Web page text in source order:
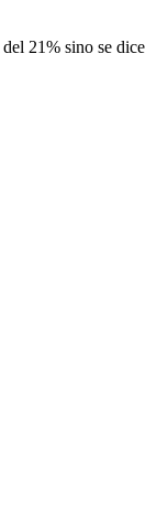
21% sino se dice